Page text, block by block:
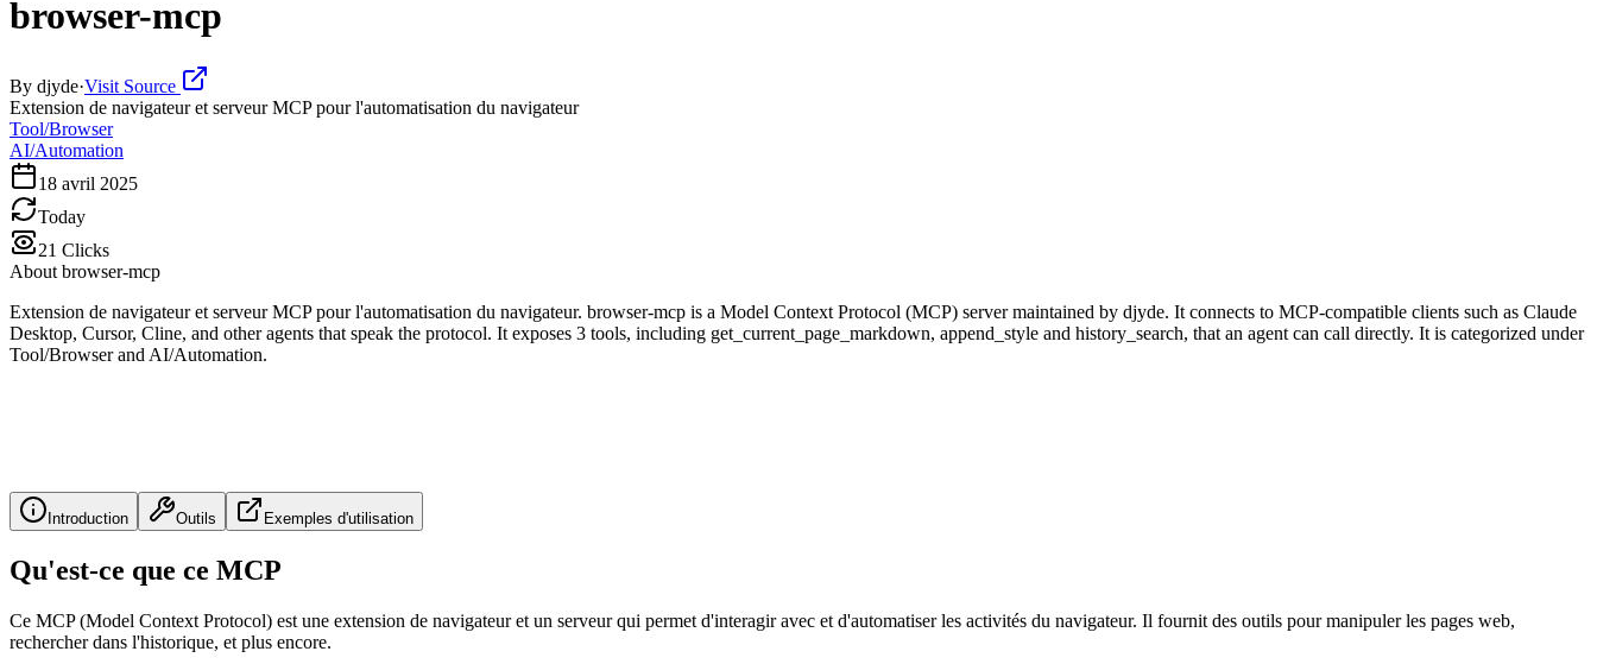
browser-mcp
By djyde·Visit Source
Extension de navigateur et serveur MCP pour l'automatisation du navigateur
Tool/Browser
AI/Automation
18 avril 2025
Today
21 Clicks
About browser-mcp
Extension de navigateur et serveur MCP pour l'automatisation du navigateur. browser-mcp is a Model Context Protocol (MCP) server maintained by djyde. It connects to MCP-compatible clients such as Claude
Desktop, Cursor, Cline, and other agents that speak the protocol. It exposes 3 tools, including get_current_page_markdown, append_style and history_search, that an agent can call directly. It is categorized under
Tool/Browser and AI/Automation.
Introduction Outils Exemples d'utilisation
Qu'est-ce que ce MCP
Ce MCP (Model Context Protocol) est une extension de navigateur et un serveur qui permet d'interagir avec et d'automatiser les activités du navigateur. Il fournit des outils pour manipuler les pages web,
rechercher dans l'historique, et plus encore.